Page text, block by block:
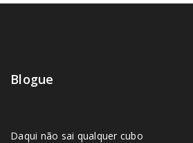
Blogue
Daqui não sai qualquer cubo